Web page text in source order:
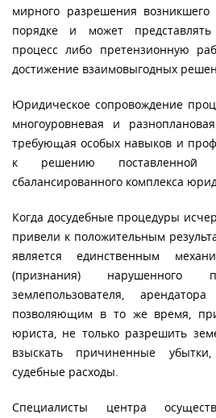
мирного разрешения
порядке и может
процесс либо претензионную
достижение взаимовыгодных
Юридическое сопровождение
многоуровневая и
требующая особых навыков и
к решению
сбалансированного комплекса
Когда досудебные процедуры
привели к положительным
является единственным
(признания) нарушенного
землепользователя,
позволяющим в то же время, при
юриста, не только разрешить
взыскать причиненные
судебные расходы.
Специалисты центра